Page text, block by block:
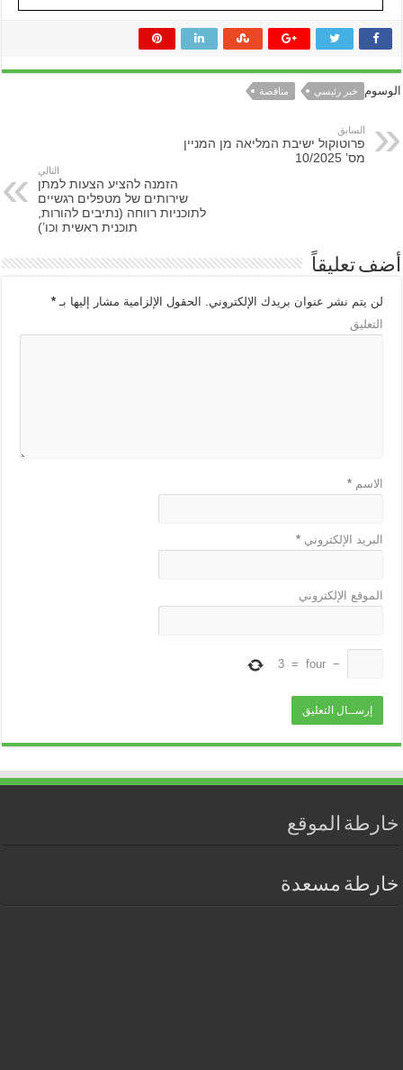
الوسوم خبر رئيسي مناقصة
السابق
פרוטוקול ישיבת המליאה מן המניין
מס’ 10/2025
التالي
הזמנה להציע הצעות למתן
שירותים של מטפלים רגשיים
לתוכניות רווחה (נתיבים להורות,
תוכנית ראשית וכו’)
أضف تعليقاً
لن يتم نشر عنوان بريدك الإلكتروني. الحقول الإلزامية مشار إليها بـ*
التعليق
الاسم*
البريد الإلكتروني*
الموقع الإلكتروني
−
four
=
3
خارطة الموقع
خارطة مسعدة